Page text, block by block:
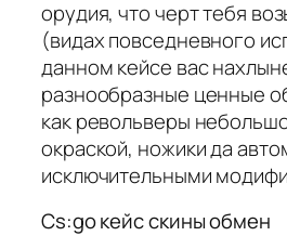
орудия, что черт тебя
(видах повседневного
данном кейсе вас
разнообразные ценные
как револьверы
окраской, ножики да
исключительными
Cs:go кейс скины обмен